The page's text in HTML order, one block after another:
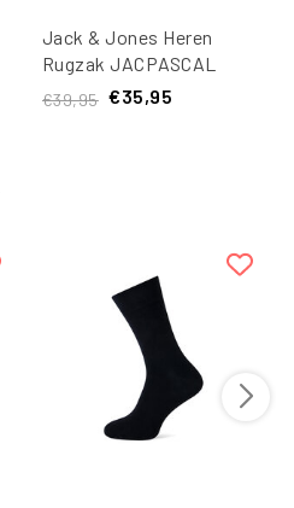
Jack & Jones Heren
Rugzak JACPASCAL
Zwart
€39,95 €35,95